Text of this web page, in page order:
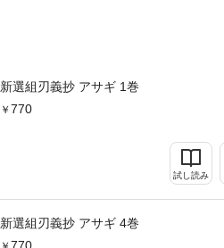
新選組刃義抄 アサギ 1巻
770
試し読み
新選組刃義抄 アサギ 4巻